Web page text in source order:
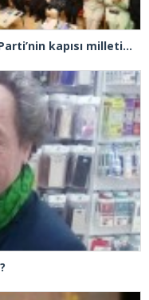
İl Başkanı Abdullah Özdemir: “AK Parti’nin kapısı milletine hizmet etmek isteyen herkese açıktır”